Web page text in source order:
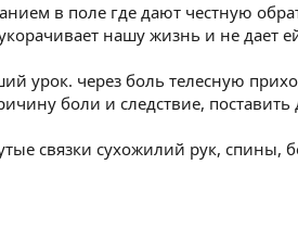
в поле где дают честную
нашу жизнь и не дает
урок. через боль телесную
боли и следствие,
связки сухожилий рук,